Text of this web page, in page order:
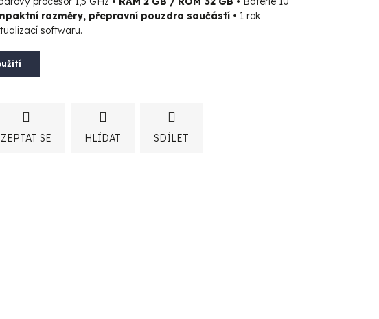
rozměry, přepravní pouzdro součástí • 1 rok
softwaru.
ZEPTAT SE HLÍDAT SDÍLET